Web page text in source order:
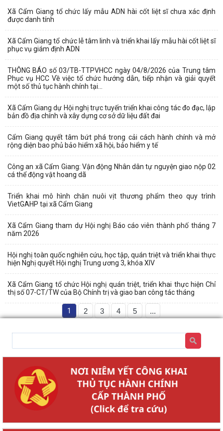
Xã Cẩm Giang tổ chức lấy mẫu ADN hài cốt liệt sĩ chưa xác định
được danh tính
Xã Cẩm Giang tổ chức lễ tâm linh và triển khai lấy mẫu hài cốt liệt sĩ
phục vụ giám định ADN
THÔNG BÁO số 03/TB-TTPVHCC ngày 04/8/2026 của Trung tâm
Phục vụ HCC Về việc tổ chức hướng dẫn, tiếp nhận và giải quyết
một số thủ tục hành chính tại...
Xã Cẩm Giang dự Hội nghị trực tuyến triển khai công tác đo đạc, lập
bản đồ địa chính và xây dựng cơ sở dữ liệu đất đai
Cẩm Giang quyết tâm bứt phá trong cải cách hành chính và mở
rộng diện bao phủ bảo hiểm xã hội, bảo hiểm y tế
Công an xã Cẩm Giang: Vận động Nhân dân tự nguyện giao nộp 02
cá thể động vật hoang dã
Triển khai mô hình chăn nuôi vịt thương phẩm theo quy trình
VietGAHP tại xã Cẩm Giang
Xã Cẩm Giang tham dự Hội nghị Báo cáo viên thành phố tháng 7
năm 2026
Hội nghị toàn quốc nghiên cứu, học tập, quán triệt và triển khai thực
hiện Nghị quyết Hội nghị Trung ương 3, khóa XIV
Xã Cẩm Giang tổ chức Hội nghị quán triệt, triển khai thực hiện Chỉ
thị số 07-CT/TW của Bộ Chính trị và giao ban công tác tháng
1 2 3 4 5 ...